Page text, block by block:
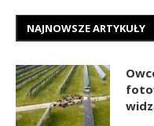
NAJNOWSZE ARTYKUŁY